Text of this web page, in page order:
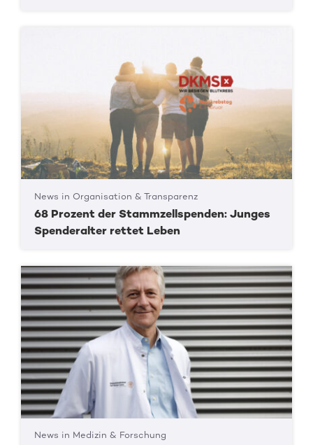
News in Organisation & Transparenz
68 Prozent der Stammzellspenden: Junges
Spenderalter rettet Leben
News in Medizin & Forschung